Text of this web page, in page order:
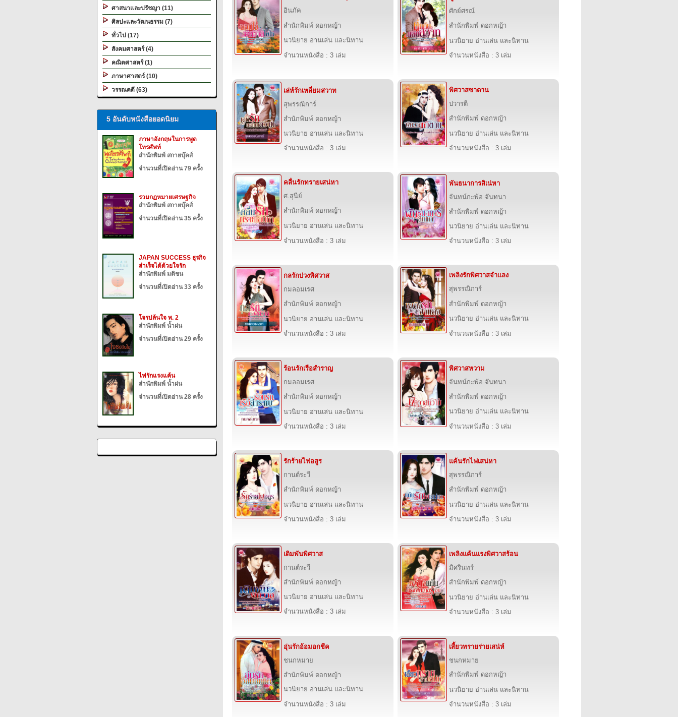
ศาสนาและปรัชญา (11)
ศิลปะและวัฒนธรรม (7)
ทั่วไป (17)
สังคมศาสตร์ (4)
คณิตศาสตร์ (1)
ภาษาศาสตร์ (10)
วรรณคดี (63)
5 อันดับหนังสือยอดนิยม
ภาษาอังกฤษในการพูด
โทรศัพท์
สำนักพิมพ์ สกายบุ๊คส์
จำนวนที่เปิดอ่าน 79 ครั้ง
รวมกฏหมายเศรษฐกิจ
สำนักพิมพ์ สกายบุ๊คส์
จำนวนที่เปิดอ่าน 35 ครั้ง
JAPAN SUCCESS ธุรกิจ
สำเร็จได้ด้วยใจรัก
สำนักพิมพ์ มติชน
จำนวนที่เปิดอ่าน 33 ครั้ง
โจรปล้นใจ พ. 2
สำนักพิมพ์ น้ำฝน
จำนวนที่เปิดอ่าน 29 ครั้ง
ไฟรักแรงแค้น
สำนักพิมพ์ น้ำฝน
จำนวนที่เปิดอ่าน 28 ครั้ง
อินภัค
สำนักพิมพ์ ดอกหญ้า
นวนิยาย อ่านเล่น และนิทาน
จำนวนหนังสือ : 3 เล่ม
ศักย์ศรณ์
สำนักพิมพ์ ดอกหญ้า
นวนิยาย อ่านเล่น และนิทาน
จำนวนหนังสือ : 3 เล่ม
เล่ห์รักเหลี่ยมสวาท
สุพรรณิการ์
สำนักพิมพ์ ดอกหญ้า
นวนิยาย อ่านเล่น และนิทาน
จำนวนหนังสือ : 3 เล่ม
พิศวาสซาตาน
ปวารตี
สำนักพิมพ์ ดอกหญ้า
นวนิยาย อ่านเล่น และนิทาน
จำนวนหนังสือ : 3 เล่ม
คลื่นรักทรายเสน่หา
ศ.สุนีย์
สำนักพิมพ์ ดอกหญ้า
นวนิยาย อ่านเล่น และนิทาน
จำนวนหนังสือ : 3 เล่ม
พันธนาการสิเน่หา
จันทน์กะพ้อ จันทนา
สำนักพิมพ์ ดอกหญ้า
นวนิยาย อ่านเล่น และนิทาน
จำนวนหนังสือ : 3 เล่ม
กลรักบ่วงพิศวาส
กมลอมเรศ
สำนักพิมพ์ ดอกหญ้า
นวนิยาย อ่านเล่น และนิทาน
จำนวนหนังสือ : 3 เล่ม
เพลิงรักพิศวาสจำแลง
สุพรรณิการ์
สำนักพิมพ์ ดอกหญ้า
นวนิยาย อ่านเล่น และนิทาน
จำนวนหนังสือ : 3 เล่ม
ร้อนรักเรือสำราญ
กมลอมเรศ
สำนักพิมพ์ ดอกหญ้า
นวนิยาย อ่านเล่น และนิทาน
จำนวนหนังสือ : 3 เล่ม
พิศวาสหวาม
จันทน์กะพ้อ จันทนา
สำนักพิมพ์ ดอกหญ้า
นวนิยาย อ่านเล่น และนิทาน
จำนวนหนังสือ : 3 เล่ม
รักร้ายไฟอสูร
กานต์ระวี
สำนักพิมพ์ ดอกหญ้า
นวนิยาย อ่านเล่น และนิทาน
จำนวนหนังสือ : 3 เล่ม
แค้นรักไฟเสน่หา
สุพรรณิการ์
สำนักพิมพ์ ดอกหญ้า
นวนิยาย อ่านเล่น และนิทาน
จำนวนหนังสือ : 3 เล่ม
เดิมพันพิศวาส
กานต์ระวี
สำนักพิมพ์ ดอกหญ้า
นวนิยาย อ่านเล่น และนิทาน
จำนวนหนังสือ : 3 เล่ม
เพลิงแค้นแรงพิศวาสร้อน
มิศรินทร์
สำนักพิมพ์ ดอกหญ้า
นวนิยาย อ่านเล่น และนิทาน
จำนวนหนังสือ : 3 เล่ม
อุ่นรักอ้อมอกชีค
ชนกหมาย
สำนักพิมพ์ ดอกหญ้า
นวนิยาย อ่านเล่น และนิทาน
จำนวนหนังสือ : 3 เล่ม
เสี้ยวทรายร่ายเสน่ห์
ชนกหมาย
สำนักพิมพ์ ดอกหญ้า
นวนิยาย อ่านเล่น และนิทาน
จำนวนหนังสือ : 3 เล่ม